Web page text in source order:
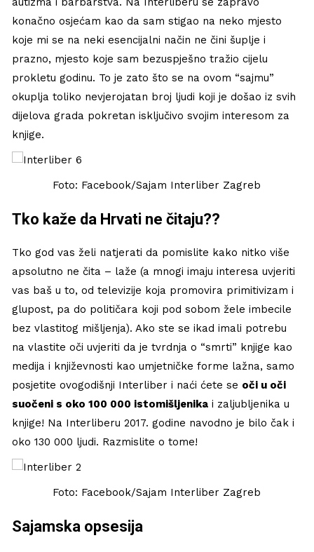
konačno osjećam kao da sam stigao na neko mjesto
koje mi se na neki esencijalni način ne čini šuplje i
prazno, mjesto koje sam bezuspješno tražio cijelu
prokletu godinu. To je zato što se na ovom “sajmu”
okuplja toliko nevjerojatan broj ljudi koji je došao iz svih
dijelova grada pokretan isključivo svojim interesom za
knjige.
Foto: Facebook/Sajam Interliber Zagreb
Tko kaže da Hrvati ne čitaju??
Tko god vas želi natjerati da pomislite kako nitko više
apsolutno ne čita – laže (a mnogi imaju interesa uvjeriti
vas baš u to, od televizije koja promovira primitivizam i
glupost, pa do političara koji pod sobom žele imbecile
bez vlastitog mišljenja). Ako ste se ikad imali potrebu
na vlastite oči uvjeriti da je tvrdnja o “smrti” knjige kao
medija i književnosti kao umjetničke forme lažna, samo
posjetite ovogodišnji Interliber i naći ćete se oči u oči
suočeni s oko 100 000 istomišljenika i zaljubljenika u
knjige! Na Interliberu 2017. godine navodno je bilo čak i
oko 130 000 ljudi. Razmislite o tome!
Foto: Facebook/Sajam Interliber Zagreb
Sajamska opsesija